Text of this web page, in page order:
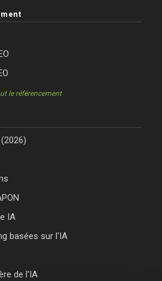
le référencement
(2026)
IA
basées sur l'IA
de l'IA